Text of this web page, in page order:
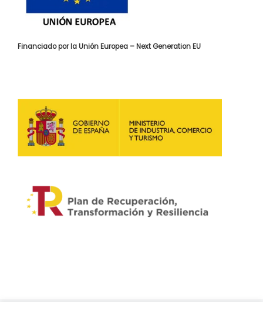
Financiado por la Unión Europea – Next Generation EU